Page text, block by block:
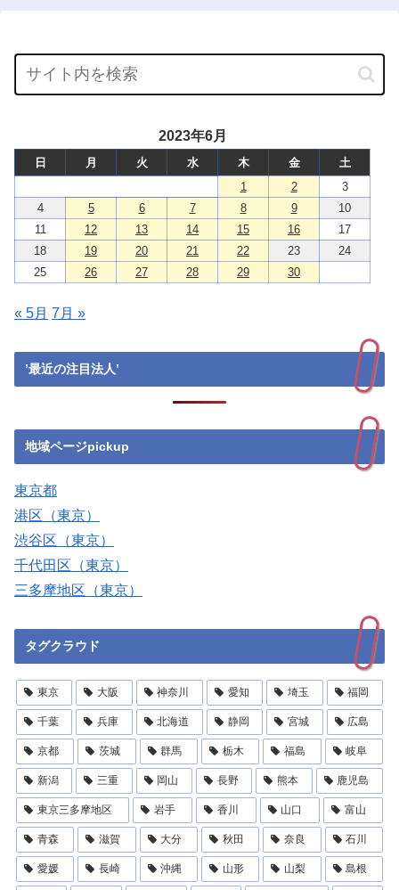
2023年6月
日 月 火 水 木 金
土
1
2
3
4
5 6 7 8 9
10
11
12 13 14 15 16
17
18
19 20 21 22 23
24
25
26 27 28 29 30
« 5月 7月 »
’最近の注目法人’
地域ページpickup
東京都
港区（東京）
渋谷区（東京）
千代田区（東京）
三多摩地区（東京）
タグクラウド
東京 大阪 神奈川 愛知 埼玉 福岡
千葉 兵庫 北海道 静岡 宮城 広島
京都 茨城 群馬 栃木 福島 岐阜
新潟 三重 岡山 長野 熊本 鹿児島
東京三多摩地区 岩手 香川 山口 富山
青森 滋賀 大分 秋田 奈良 石川
愛媛 長崎 沖縄 山形 山梨 島根